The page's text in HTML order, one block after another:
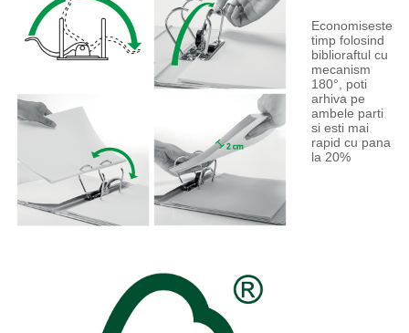
Economiseste
timp folosind
biblioraftul cu
mecanism
180°, poti
arhiva pe
ambele parti
si esti mai
rapid cu pana
la 20%